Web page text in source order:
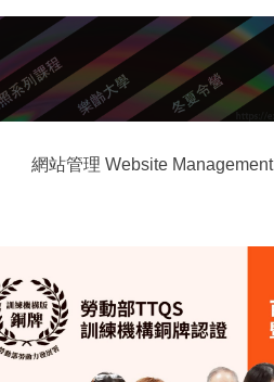
網站管理 Website Management